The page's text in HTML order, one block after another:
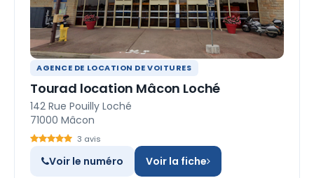
AGENCE DE LOCATION DE VOITURES
Tourad location Mâcon Loché
142 Rue Pouilly Loché
71000 Mâcon
3 avis
Voir le numéro Voir la fiche